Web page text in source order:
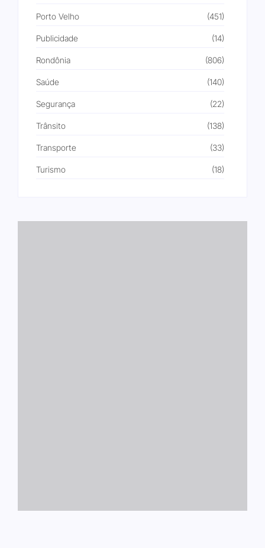
Porto Velho (451)
Publicidade (14)
Rondônia (806)
Saúde (140)
Segurança (22)
Trânsito (138)
Transporte (33)
Turismo (18)